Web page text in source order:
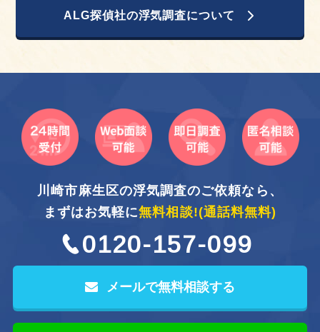
ALG探偵社の浮気調査について
川崎市麻生区の浮気調査のご依頼なら、
まずはお気軽に無料相談!(通話料無料)
0120-157-099
メールで無料相談する